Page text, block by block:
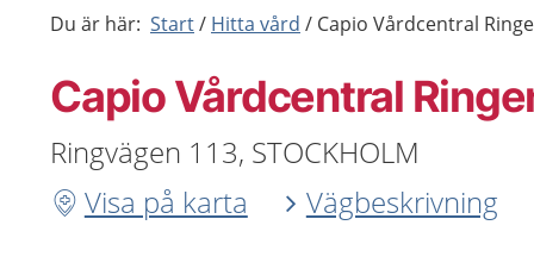
Du är här: Start Hitta vård Capio Vårdcentral
Capio Vårdcentral
Ringvägen 113, STOCKHOLM
Visa på karta
Vägbeskrivning